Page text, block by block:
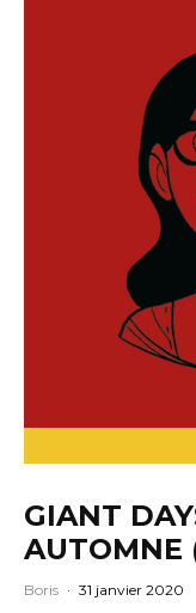
GIANT
AUTOMNE
Boris · 31 janvier 2020